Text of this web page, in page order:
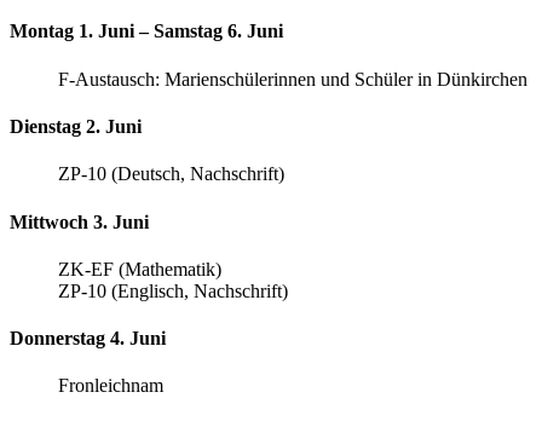
Montag 1. Juni – Samstag 6. Juni
F-Austausch: Marienschülerinnen und Schüler in Dünkirchen
Dienstag 2. Juni
ZP-10 (Deutsch, Nachschrift)
Mittwoch 3. Juni
ZK-EF (Mathematik)
ZP-10 (Englisch, Nachschrift)
Donnerstag 4. Juni
Fronleichnam